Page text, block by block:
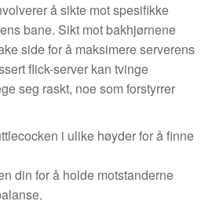
å sikte mot spesifikke
bane. Sikt mot bakhjørnene
side for å maksimere serverens
flick-server kan tvinge
seg raskt, noe som forstyrrer
i ulike høyder for å finne
din for å holde motstanderne